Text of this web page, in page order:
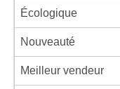
Écologique
Nouveauté
Meilleur vendeur